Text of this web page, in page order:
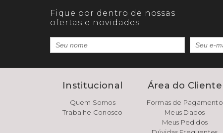
Fique por dentro de nossas
ofertas e novidades
Institucional
Quem Somos
Trabalhe Conosco
Área do Cliente
Formas de Pagamento
Meus Dados
Meus Pedidos